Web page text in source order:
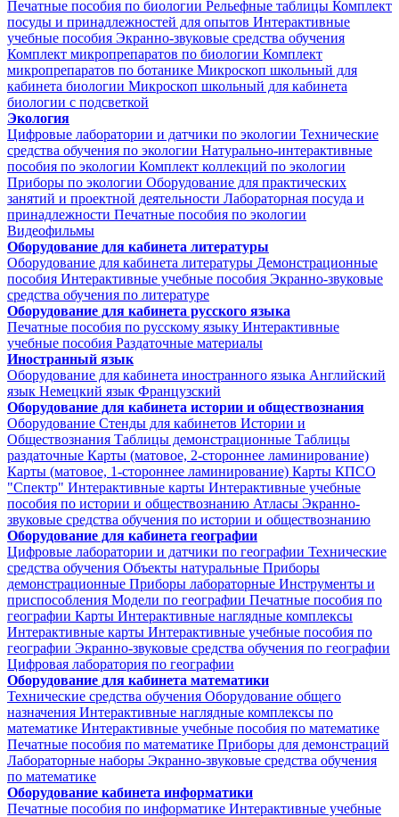
Печатные пособия по биологии Рельефные таблицы Комплект
посуды и принадлежностей для опытов Интерактивные
учебные пособия Экранно-звуковые средства обучения
Комплект микропрепаратов по биологии Комплект
микропрепаратов по ботанике Микроскоп школьный для
кабинета биологии Микроскоп школьный для кабинета
биологии с подсветкой
Экология
Цифровые лаборатории и датчики по экологии Технические
средства обучения по экологии Натурально-интерактивные
пособия по экологии Комплект коллекций по экологии
Приборы по экологии Оборудование для практических
занятий и проектной деятельности Лабораторная посуда и
принадлежности Печатные пособия по экологии
Видеофильмы
Оборудование для кабинета литературы
Оборудование для кабинета литературы Демонстрационные
пособия Интерактивные учебные пособия Экранно-звуковые
средства обучения по литературе
Оборудование для кабинета русского языка
Печатные пособия по русскому языку Интерактивные
учебные пособия Раздаточные материалы
Иностранный язык
Оборудование для кабинета иностранного языка Английский
язык Немецкий язык Французский
Оборудование для кабинета истории и обществознания
Оборудование Стенды для кабинетов Истории и
Обществознания Таблицы демонстрационные Таблицы
раздаточные Карты (матовое, 2-стороннее ламинирование)
Карты (матовое, 1-стороннее ламинирование) Карты КПСО
"Спектр" Интерактивные карты Интерактивные учебные
пособия по истории и обществознанию Атласы Экранно-
звуковые средства обучения по истории и обществознанию
Оборудование для кабинета географии
Цифровые лаборатории и датчики по географии Технические
средства обучения Объекты натуральные Приборы
демонстрационные Приборы лабораторные Инструменты и
приспособления Модели по географии Печатные пособия по
географии Карты Интерактивные наглядные комплексы
Интерактивные карты Интерактивные учебные пособия по
географии Экранно-звуковые средства обучения по географии
Цифровая лаборатория по географии
Оборудование для кабинета математики
Технические средства обучения Оборудование общего
назначения Интерактивные наглядные комплексы по
математике Интерактивные учебные пособия по математике
Печатные пособия по математике Приборы для демонстраций
Лабораторные наборы Экранно-звуковые средства обучения
по математике
Оборудование кабинета информатики
Печатные пособия по информатике Интерактивные учебные